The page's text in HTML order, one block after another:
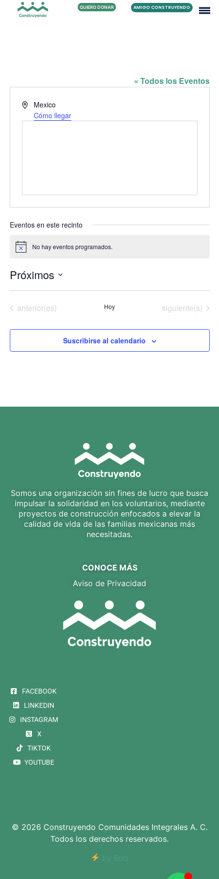
QUIERO DONAR AMIGO CONSTRUYENDO
« Todos los Eventos
Dirección
Mexico
Cómo llegar
Eventos en este recinto
Aviso No hay eventos programados.
Próximos
la
Eventos
anterior(es) Hoy Eventos
siguiente(s)
Suscribirse al calendario
Somos una organización sin fines de lucro que busca
impulsar la solidaridad en los voluntarios, mediante
proyectos de construcción enfocados a elevar la
calidad de vida de las familias mexicanas más
necesitadas.
CONOCE MÁS
Aviso de Privacidad
FACEBOOK
LINKEDIN
INSTAGRAM
X
TIKTOK
YOUTUBE
© 2026 Construyendo Comunidades Integrales A. C.
Todos los derechos reservados.
by Buq